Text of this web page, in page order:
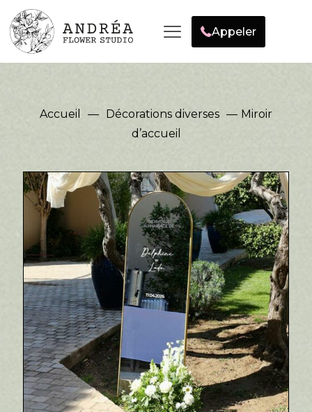
Appeler
Accueil — Décorations diverses — Miroir
d’accueil